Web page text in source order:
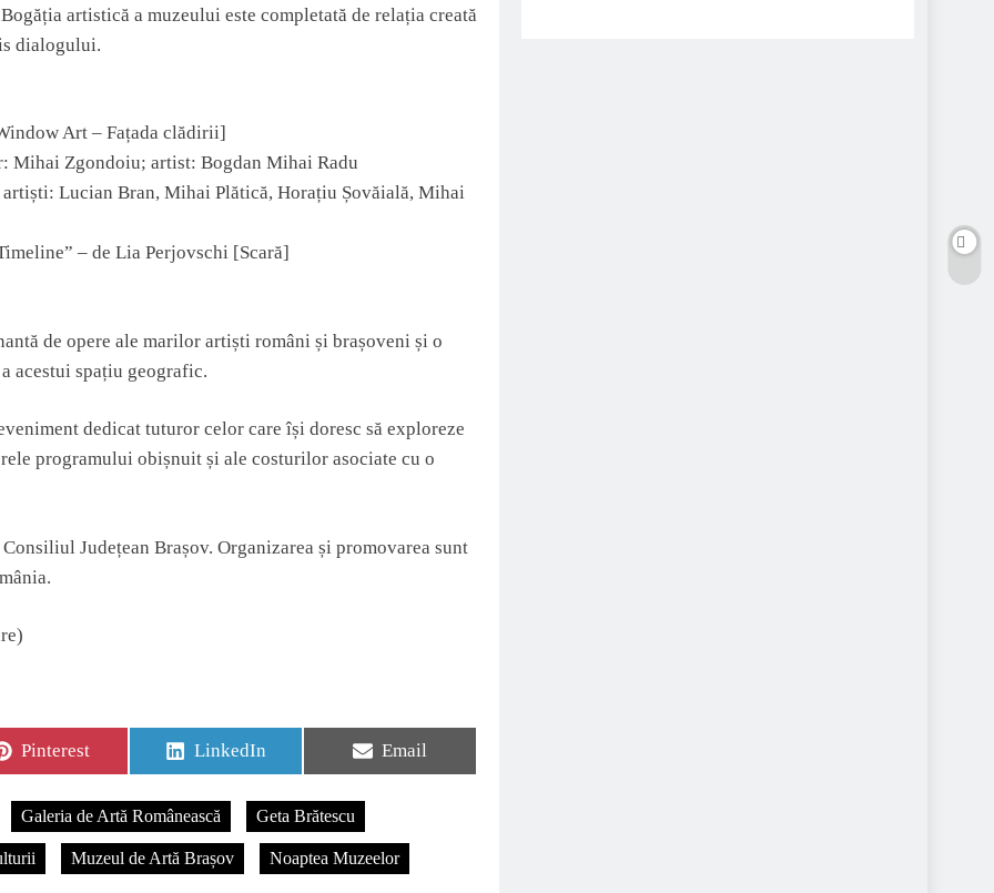
artistică a muzeului este completată de relația creată
dialogului.
Art – Fațada clădirii]
Mihai Zgondoiu; artist: Bogdan Mihai Radu
Lucian Bran, Mihai Plătică, Horațiu Șovăială, Mihai
– de Lia Perjovschi [Scară]
de opere ale marilor artiști români și brașoveni și o
acestui spațiu geografic.
dedicat tuturor celor care își doresc să exploreze
programului obișnuit și ale costurilor asociate cu o
Județean Brașov. Organizarea și promovarea sunt
Share
Pinterest
Share
LinkedIn
Share
Email
Galeria de Artă Românească Geta Brătescu
Muzeul de Artă Brașov Noaptea Muzeelor